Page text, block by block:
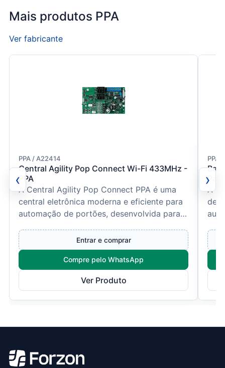
Mais produtos PPA
Ver fabricante
‹
PPA / A22414
Central Agility Pop Connect Wi-Fi 433MHz -
PPA
A Central Agility Pop Connect PPA é uma
central eletrônica moderna e eficiente para
automação de portões, desenvolvida para
Entrar e comprar
Compre pelo WhatsApp
Ver Produto
PPA
A
de
›